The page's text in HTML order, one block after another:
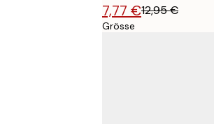
7,77 €12,95 €
Grösse